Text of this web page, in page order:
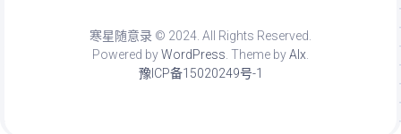
寒星随意录 © 2024. All Rights Reserved.
Powered byWordPress. Theme byAlx.
豫ICP备15020249号-1